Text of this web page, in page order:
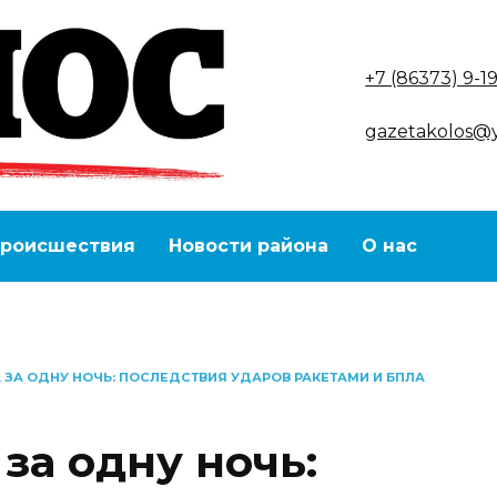
+7 (86373) 9-
Новости района О нас
ЗА ОДНУ НОЧЬ: ПОСЛЕДСТВИЯ УДАРОВ РАКЕТАМИ И БПЛА
одну ночь: